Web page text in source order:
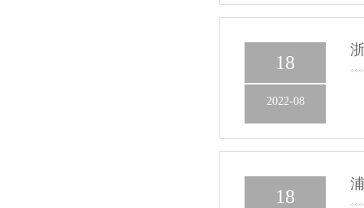
18
2022-08
18